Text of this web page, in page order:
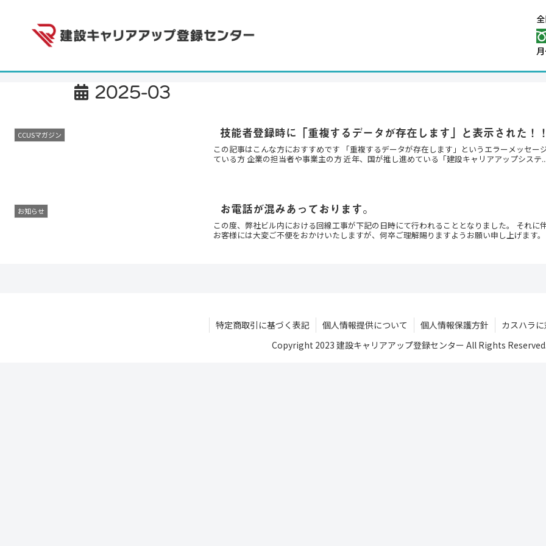
2025-03
CCUSマガジン 技能者登録時に「重複するデータが存在します」と表示された！
この記事はこんな方におすすめです 「重複するデータが存在します」というエラーメッセ
ている方 企業の担当者や事業主の方 近年、国が推し進めている「建設キャリアアップシステ...
お知らせ お電話が混みあっております。
この度、弊社ビル内における回線工事が下記の日時にて行われることとなりました。 それに
お客様には大変ご不便をおかけいたしますが、何卒ご理解賜りますようお願い申し上げます。
特定商取引に基づく表記 個人情報提供について 個人情報保護方針
カスハラ
Copyright 2023 建設キャリアアップ登録センター All Rights Reserved.